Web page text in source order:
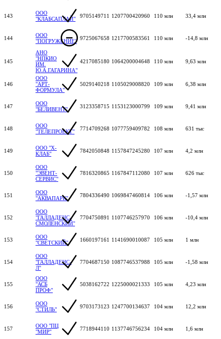
143
ООО
"КЛАБСАПЛАЙ"
9705149711 1207700420960 110 млн 33,4 млн
144
ООО
"ПОГРУЖЕНИЕ" 9725067658 1217700583561 110 млн -14,8 млн
145
АНО
"НПКИО
ИМ.
Ю.А.ГАГАРИНА"
4217085180 1064200004648 110 млн 9,63 млн
146
ООО
"АРТ-
ФОРМУЛА"
5029140218 1105029008820 109 млн 6,38 млн
147
ООО
"БЕЛИВЕНТ"
3123358715 1153123000799 109 млн 9,41 млн
148
ООО
"ТЕЛЕПРОЕКТ"
7714709268 1077759409782 108 млн 631 тыс
149
ООО "Х-
КЛАБ"
7842050848 1157847245280 107 млн 4,2 млн
150
ООО
"ЭВЕНТ-
СЕРВИС"
7816320865 1167847112080 107 млн 626 тыс
151
ООО
"АКВАПАРК"
7804336490 1069847460814 106 млн -1,57 млн
152
ООО
"ГАЛЛАДЕНС-
СМОЛЕНСКИЙ"
7704750891 1107746257970 106 млн -10,4 млн
153
ООО
"СВЕТСКИЙ"
1660197161 1141690010087 105 млн 1 млн
154
ООО
"ГАЛЛАДЕНС-
Л"
7704687150 1087746537988 105 млн -1,58 млн
155
ООО
"АСБ
ПРОФ"
5038162722 1225000021333 105 млн 4,23 млн
156
ООО
"СТИЛЬ"
9703173123 1247700134637 104 млн 12,2 млн
157
ООО "ПЦ
"МИР"
7718944110 1137746756234 104 млн 1,6 млн